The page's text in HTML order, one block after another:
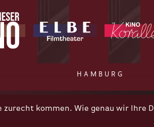
kommen. Wie genau wir Ihre
HAMBURG